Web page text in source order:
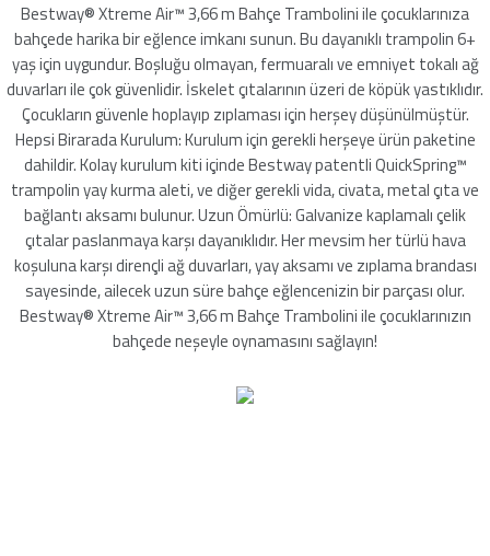
Bestway® Xtreme Air™ 3,66 m Bahçe Trambolini ile çocuklarınıza
bahçede harika bir eğlence imkanı sunun. Bu dayanıklı trampolin 6+
yaş için uygundur. Boşluğu olmayan, fermuaralı ve emniyet tokalı ağ
duvarları ile çok güvenlidir. İskelet çıtalarının üzeri de köpük yastıklıdır.
Çocukların güvenle hoplayıp zıplaması için herşey düşünülmüştür.
Hepsi Birarada Kurulum: Kurulum için gerekli herşeye ürün paketine
dahildir. Kolay kurulum kiti içinde Bestway patentli QuickSpring™
trampolin yay kurma aleti, ve diğer gerekli vida, civata, metal çıta ve
bağlantı aksamı bulunur. Uzun Ömürlü: Galvanize kaplamalı çelik
çıtalar paslanmaya karşı dayanıklıdır. Her mevsim her türlü hava
koşuluna karşı dirençli ağ duvarları, yay aksamı ve zıplama brandası
sayesinde, ailecek uzun süre bahçe eğlencenizin bir parçası olur.
Bestway® Xtreme Air™ 3,66 m Bahçe Trambolini ile çocuklarınızın
bahçede neşeyle oynamasını sağlayın!